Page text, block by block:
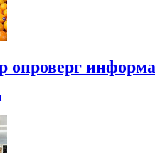
опроверг